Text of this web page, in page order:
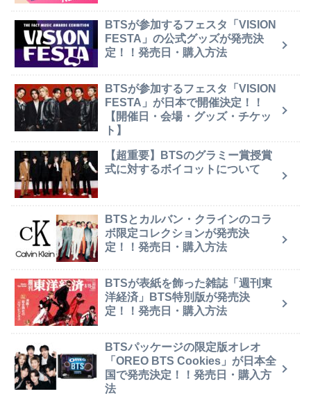
BTSが参加するフェスタ「VISION
FESTA」の公式グッズが発売決
定！！発売日・購入方法
BTSが参加するフェスタ「VISION
FESTA」が日本で開催決定！！
【開催日・会場・グッズ・チケッ
ト】
【超重要】BTSのグラミー賞授賞
式に対するボイコットについて
BTSとカルバン・クラインのコラ
ボ限定コレクションが発売決
定！！発売日・購入方法
BTSが表紙を飾った雑誌「週刊東
洋経済」BTS特別版が発売決
定！！発売日・購入方法
BTSパッケージの限定版オレオ
「OREO BTS Cookies」が日本全
国で発売決定！！発売日・購入方
法